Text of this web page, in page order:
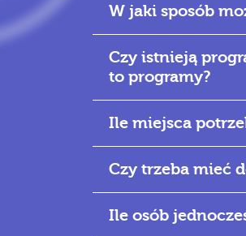
W jaki sposób
Czy istnieją
to programy?
Ile miejsca
Czy trzeba mieć
Ile osób